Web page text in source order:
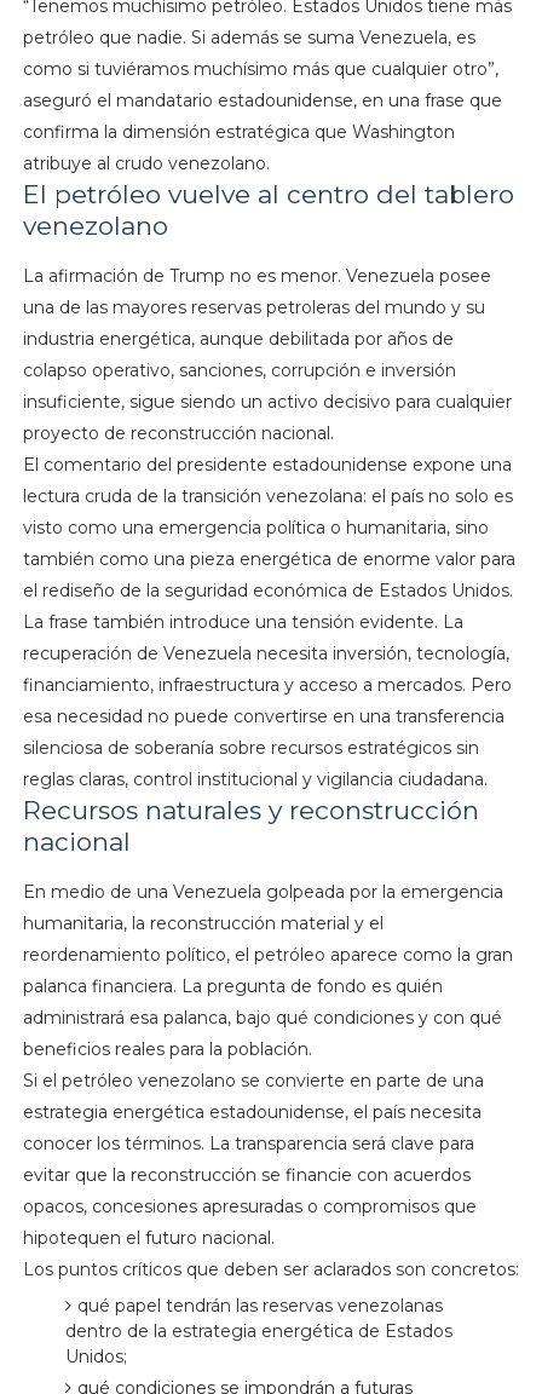
“Tenemos muchísimo petróleo. Estados Unidos tiene más
petróleo que nadie. Si además se suma Venezuela, es
como si tuviéramos muchísimo más que cualquier otro”,
aseguró el mandatario estadounidense, en una frase que
confirma la dimensión estratégica que Washington
atribuye al crudo venezolano.
El petróleo vuelve al centro del tablero
venezolano
La afirmación de Trump no es menor. Venezuela posee
una de las mayores reservas petroleras del mundo y su
industria energética, aunque debilitada por años de
colapso operativo, sanciones, corrupción e inversión
insuficiente, sigue siendo un activo decisivo para cualquier
proyecto de reconstrucción nacional.
El comentario del presidente estadounidense expone una
lectura cruda de la transición venezolana: el país no solo es
visto como una emergencia política o humanitaria, sino
también como una pieza energética de enorme valor para
el rediseño de la seguridad económica de Estados Unidos.
La frase también introduce una tensión evidente. La
recuperación de Venezuela necesita inversión, tecnología,
financiamiento, infraestructura y acceso a mercados. Pero
esa necesidad no puede convertirse en una transferencia
silenciosa de soberanía sobre recursos estratégicos sin
reglas claras, control institucional y vigilancia ciudadana.
Recursos naturales y reconstrucción
nacional
En medio de una Venezuela golpeada por la emergencia
humanitaria, la reconstrucción material y el
reordenamiento político, el petróleo aparece como la gran
palanca financiera. La pregunta de fondo es quién
administrará esa palanca, bajo qué condiciones y con qué
beneficios reales para la población.
Si el petróleo venezolano se convierte en parte de una
estrategia energética estadounidense, el país necesita
conocer los términos. La transparencia será clave para
evitar que la reconstrucción se financie con acuerdos
opacos, concesiones apresuradas o compromisos que
hipotequen el futuro nacional.
Los puntos críticos que deben ser aclarados son concretos:
qué papel tendrán las reservas venezolanas
dentro de la estrategia energética de Estados
Unidos;
qué condiciones se impondrán a futuras